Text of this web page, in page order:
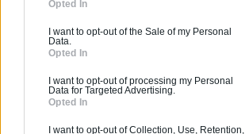
Opted In
I want to opt-out of the Sale of my Personal
Data.
Opted In
I want to opt-out of processing my Personal
Data for Targeted Advertising.
Opted In
I want to opt-out of Collection, Use, Retention,
Pourquoi choisir de se chauffer au poêle à bois ?
Estimez